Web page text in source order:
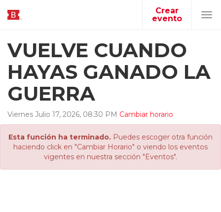
Crear
evento
VUELVE CUANDO
HAYAS GANADO LA
GUERRA
Viernes Julio 17, 2026, 08:30 PM Cambiar horario
Esta función ha terminado. Puedes escoger otra función
haciendo click en "Cambiar Horario" o viendo los eventos
vigentes en nuestra sección "Eventos".